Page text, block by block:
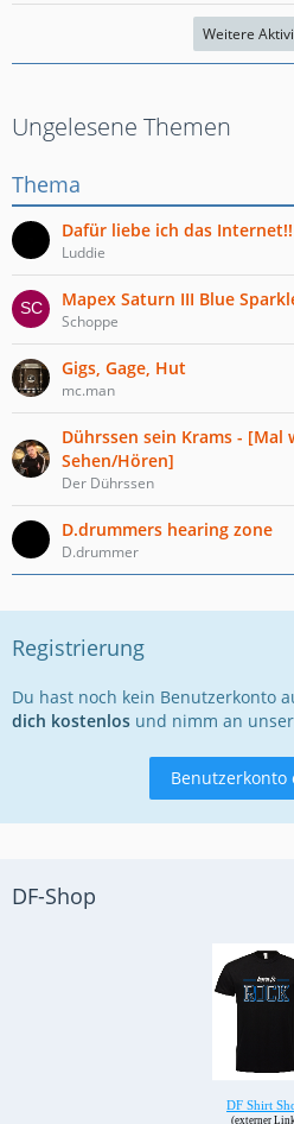
Weitere
Ungelesene Themen
Thema
Dafür liebe ich das Internet!!
Luddie
Mapex Saturn III Blue
Schoppe
Gigs, Gage, Hut
mc.man
Dührssen sein Krams - [Mal
Sehen/Hören]
Der Dührssen
D.drummers hearing zone
D.drummer
Registrierung
Du hast noch kein Benutzerkonto
dich kostenlos und nimm an
Benutzerkonto
DF-Shop